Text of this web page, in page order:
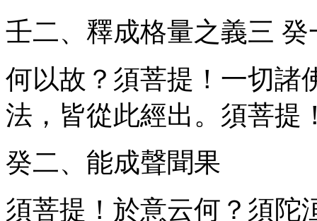
壬二、釋成格量之義三 癸
何以故？須菩提！一切諸
法，皆從此經出。須菩提
癸二、能成聲聞果
須菩提！於意云何？須陀